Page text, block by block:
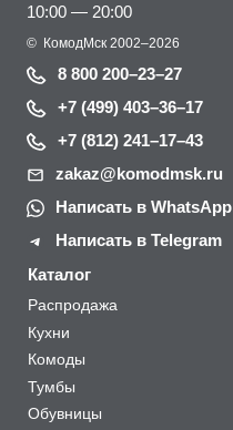
10:00 — 20:00
© КомодМск 2002–2026
8 800 200–23–27
+7 (499) 403–36–17
+7 (812) 241–17–43
zakaz@komodmsk.ru
Написать в WhatsApp
Написать в Telegram
Каталог
Распродажа
Кухни
Комоды
Тумбы
Обувницы